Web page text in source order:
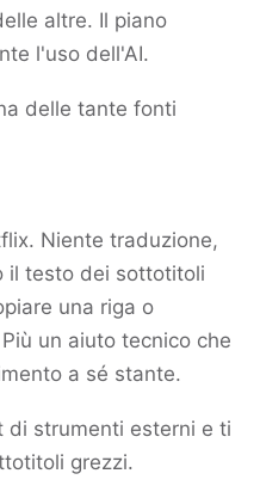
altre. Il piano
l'uso dell'AI.
delle tante fonti
Niente traduzione,
testo dei sottotitoli
una riga o
un aiuto tecnico che
a sé stante.
di strumenti esterni e ti
grezzi.